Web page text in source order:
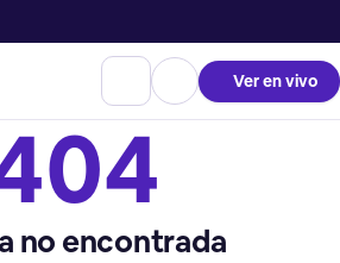
Ver en vivo
no encontrada